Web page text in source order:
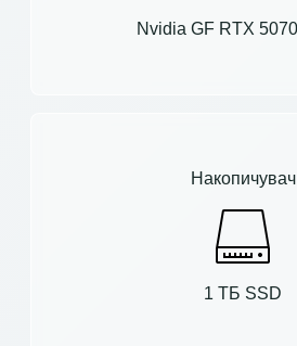
Nvidia GF RTX
Накопичувач
1 ТБ SSD